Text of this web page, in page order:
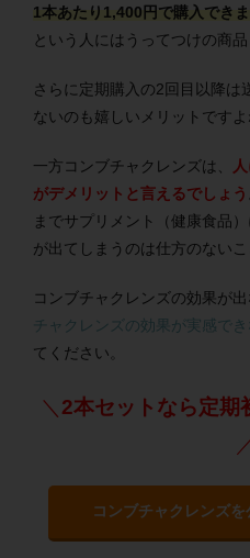
1本あたり1,400円で購入でき
という人にはうってつけの商品
さらに定期購入の2回目以降は
ないのも嬉しいメリットですよ
一方コンブチャクレンズは、
がデメリットと言えるでしょう
までサプリメント（健康食品
が出てしまうのは仕方のないこ
コンブチャクレンズの効果が出
チャクレンズの効果が実感で
てください。
＼ 2本セットなら定期
コンブチャクレンズ